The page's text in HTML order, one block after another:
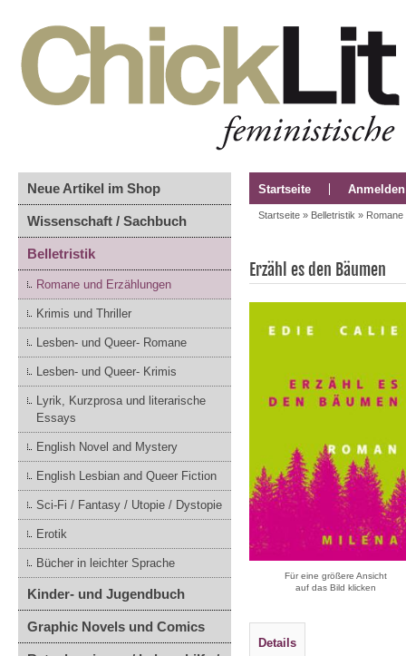
Neue Artikel im Shop
Wissenschaft / Sachbuch
Belletristik
Romane und Erzählungen
Krimis und Thriller
Lesben- und Queer- Romane
Lesben- und Queer- Krimis
Lyrik, Kurzprosa und literarische
Essays
English Novel and Mystery
English Lesbian and Queer Fiction
Sci-Fi / Fantasy / Utopie / Dystopie
Erotik
Bücher in leichter Sprache
Kinder- und Jugendbuch
Graphic Novels und Comics
Startseite Anmelden
Startseite » Belletristik »
Erzähl es den Bäumen
Für eine größere Ansicht
auf das Bild klicken
Details